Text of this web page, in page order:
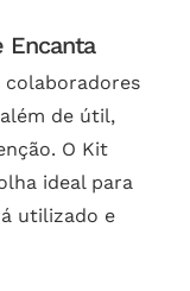
Encanta
colaboradores
de útil,
O Kit
ideal para
utilizado e